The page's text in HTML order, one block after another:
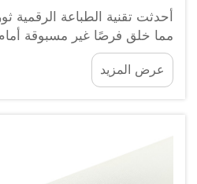
أحدثت تقنية الطباعة الرقمية
مما خلق فرصًا غير مسبوقة
متعددة. من اللافتات المخصصة
يستمر الطلب على مواد الفينيل
بشكل كبير.
عرض المزيد